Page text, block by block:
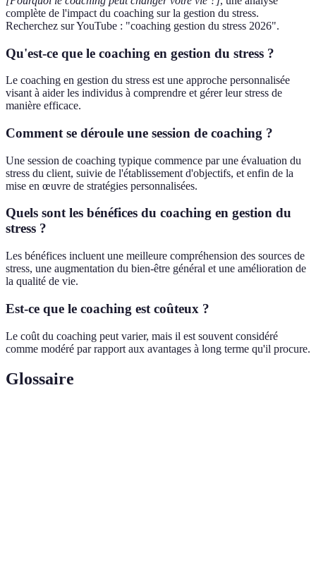
complète de l'impact du coaching sur la gestion du stress.
Recherchez sur YouTube : "coaching gestion du stress 2026".
Qu'est-ce que le coaching en gestion du stress ?
Le coaching en gestion du stress est une approche personnalisée
visant à aider les individus à comprendre et gérer leur stress de
manière efficace.
Comment se déroule une session de coaching ?
Une session de coaching typique commence par une évaluation du
stress du client, suivie de l'établissement d'objectifs, et enfin de la
mise en œuvre de stratégies personnalisées.
Quels sont les bénéfices du coaching en gestion du
stress ?
Les bénéfices incluent une meilleure compréhension des sources de
stress, une augmentation du bien-être général et une amélioration de
la qualité de vie.
Est-ce que le coaching est coûteux ?
Le coût du coaching peut varier, mais il est souvent considéré
comme modéré par rapport aux avantages à long terme qu'il procure.
Glossaire